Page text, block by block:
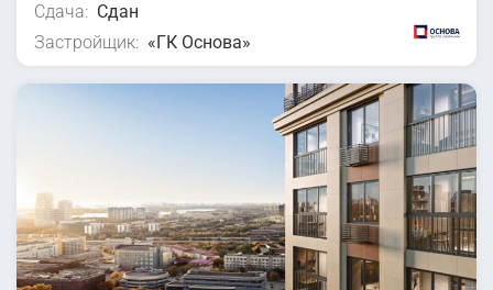
Сдача: Сдан
Застройщик: «ГК Основа»